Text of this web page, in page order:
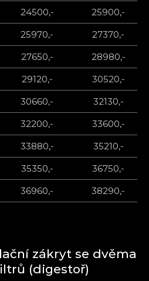
24500,-
25900,-
25970,-
27370,-
27650,-
28980,-
29120,-
30520,-
30660,-
32130,-
32200,-
33600,-
33880,-
35210,-
35350,-
36750,-
36960,- 38290,-
zákryt se dvěma
(digestoř)